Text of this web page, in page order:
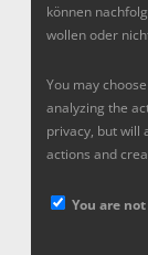
können
wollen oder
You may
analyzing the
privacy, but will
actions and
You are